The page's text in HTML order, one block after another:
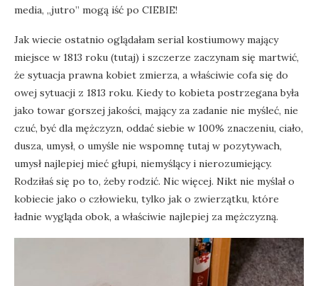
media, „jutro” mogą iść po CIEBIE!
Jak wiecie ostatnio oglądałam serial kostiumowy mający
miejsce w 1813 roku (tutaj) i szczerze zaczynam się martwić,
że sytuacja prawna kobiet zmierza, a właściwie cofa się do
owej sytuacji z 1813 roku. Kiedy to kobieta postrzegana była
jako towar gorszej jakości, mający za zadanie nie myśleć, nie
czuć, być dla mężczyzn, oddać siebie w 100% znaczeniu, ciało,
dusza, umysł, o umyśle nie wspomnę tutaj w pozytywach,
umysł najlepiej mieć głupi, niemyślący i nierozumiejący.
Rodziłaś się po to, żeby rodzić. Nic więcej. Nikt nie myślał o
kobiecie jako o człowieku, tylko jak o zwierzątku, które
ładnie wygląda obok, a właściwie najlepiej za mężczyzną.